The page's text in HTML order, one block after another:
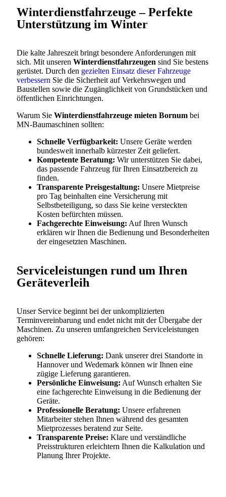
Winterdienstfahrzeuge – Perfekte
Unterstützung im Winter
Die kalte Jahreszeit bringt besondere Anforderungen mit
sich. Mit unseren Winterdienstfahrzeugen sind Sie bestens
gerüstet. Durch den gezielten Einsatz dieser Fahrzeuge
verbessern Sie die Sicherheit auf Verkehrswegen und
Baustellen sowie die Zugänglichkeit von Grundstücken und
öffentlichen Einrichtungen.
Warum Sie Winterdienstfahrzeuge mieten Bornum bei
MN-Baumaschinen sollten:
Schnelle Verfügbarkeit: Unsere Geräte werden
bundesweit innerhalb kürzester Zeit geliefert.
Kompetente Beratung: Wir unterstützen Sie dabei,
das passende Fahrzeug für Ihren Einsatzbereich zu
finden.
Transparente Preisgestaltung: Unsere Mietpreise
pro Tag beinhalten eine Versicherung mit
Selbstbeteiligung, so dass Sie keine versteckten
Kosten befürchten müssen.
Fachgerechte Einweisung: Auf Ihren Wunsch
erklären wir Ihnen die Bedienung und Besonderheiten
der eingesetzten Maschinen.
Serviceleistungen rund um Ihren
Geräteverleih
Unser Service beginnt bei der unkomplizierten
Terminvereinbarung und endet nicht mit der Übergabe der
Maschinen. Zu unseren umfangreichen Serviceleistungen
gehören:
Schnelle Lieferung: Dank unserer drei Standorte in
Hannover und Wedemark können wir Ihnen eine
zügige Lieferung garantieren.
Persönliche Einweisung: Auf Wunsch erhalten Sie
eine fachgerechte Einweisung in die Bedienung der
Geräte.
Professionelle Beratung: Unsere erfahrenen
Mitarbeiter stehen Ihnen während des gesamten
Mietprozesses beratend zur Seite.
Transparente Preise: Klare und verständliche
Preisstrukturen erleichtern Ihnen die Kalkulation und
Planung Ihrer Projekte.